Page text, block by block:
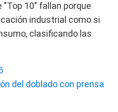
10" fallan porque
industrial como si
clasificando las
del doblado con prensa